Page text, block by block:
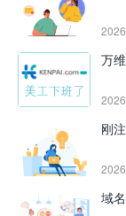
万
刚
域